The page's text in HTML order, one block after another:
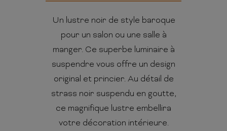
Un lustre noir de style baroque
pour un salon ou une salle à
manger. Ce superbe luminaire à
suspendre vous offre un design
original et princier. Au détail de
strass noir suspendu en goutte,
ce magnifique lustre embellira
votre décoration intérieure.